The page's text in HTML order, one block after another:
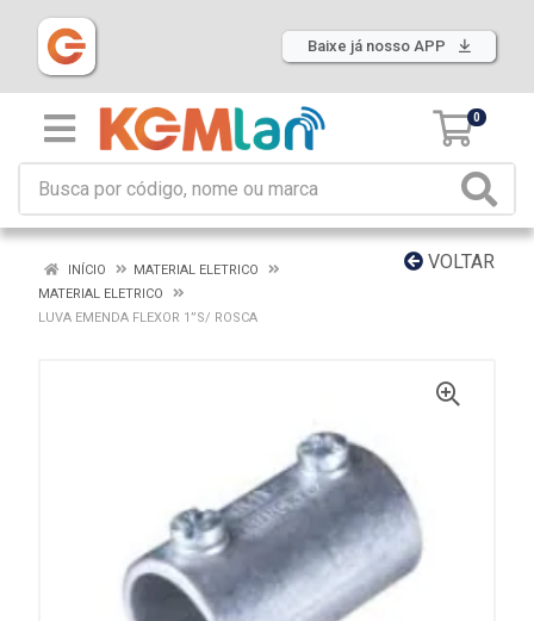
Baixe já nosso APP
0
VOLTAR
INÍCIO
MATERIAL ELETRICO
MATERIAL ELETRICO
LUVA EMENDA FLEXOR 1”S/ ROSCA